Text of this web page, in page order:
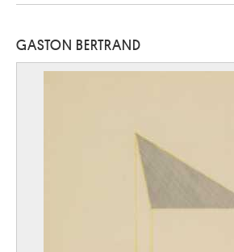
GASTON BERTRAND